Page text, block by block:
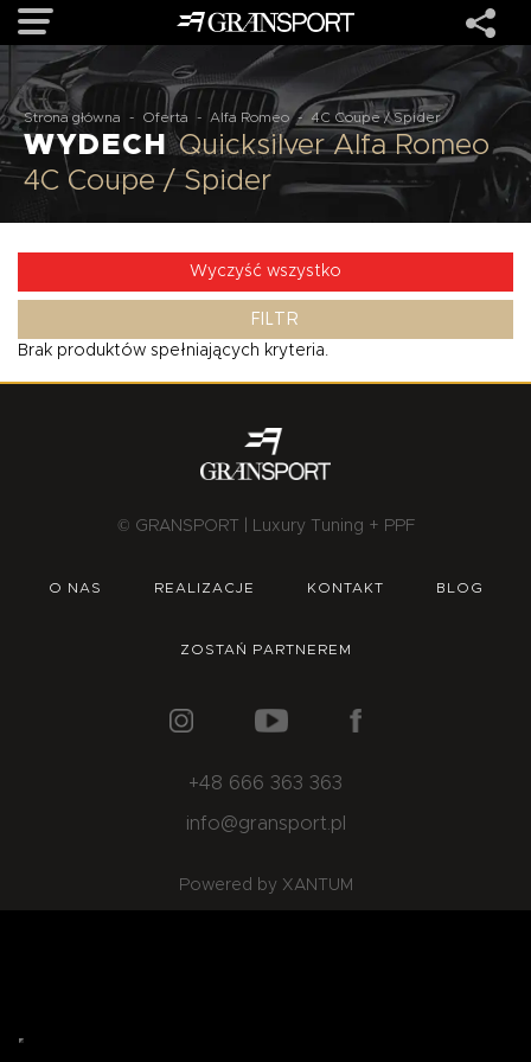
OFERTA
MARKI
O NAS
KONTAKT
Strona główna - Oferta - Alfa Romeo - 4C Coupe / Spider
WYDECHQuicksilver Alfa Romeo
4C Coupe / Spider
Wyczyść wszystko
FILTR
Brak produktów spełniających kryteria.
© GRANSPORT | Luxury Tuning + PPF
O NAS REALIZACJE KONTAKT BLOG
ZOSTAŃ PARTNEREM
+48 666 363 363
info@gransport.pl
Powered by XANTUM